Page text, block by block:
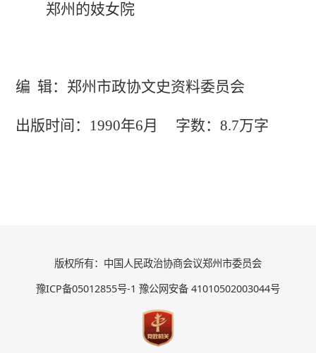
郑州的妓女院
编 辑：郑州市政协文史资料委员会
出版时间：1990年6月 字数：8.7万字
版权所有：中国人民政治协商会议郑州市委员会
豫ICP备05012855号-1 豫公网安备 41010502003044号